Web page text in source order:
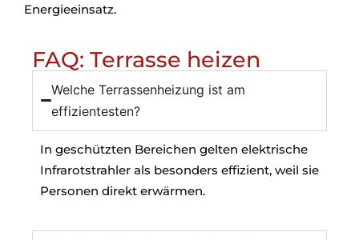
Energieeinsatz.
FAQ: Terrasse heizen
Welche Terrassenheizung ist am
effizientesten?
In geschützten Bereichen gelten elektrische
Infrarotstrahler als besonders effizient, weil sie
Personen direkt erwärmen.